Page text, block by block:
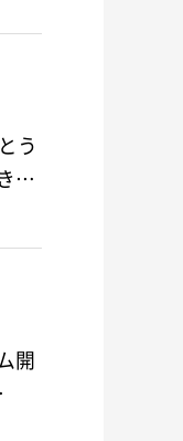
う
ま
開